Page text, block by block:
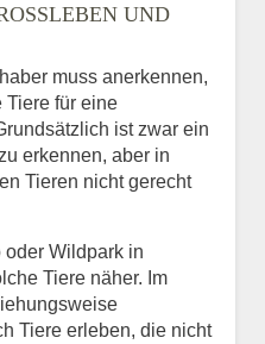
UND U
muss anerkennen,
Tiere für eine
ist zwar ein
erkennen, aber in
Tieren nicht gerecht
oder Wildpark in
Tiere näher. Im
Tiere erleben, die nicht